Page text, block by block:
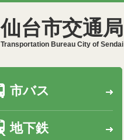
仙台市交通局
Transportation Bureau City of Sendai
市バス
地下鉄